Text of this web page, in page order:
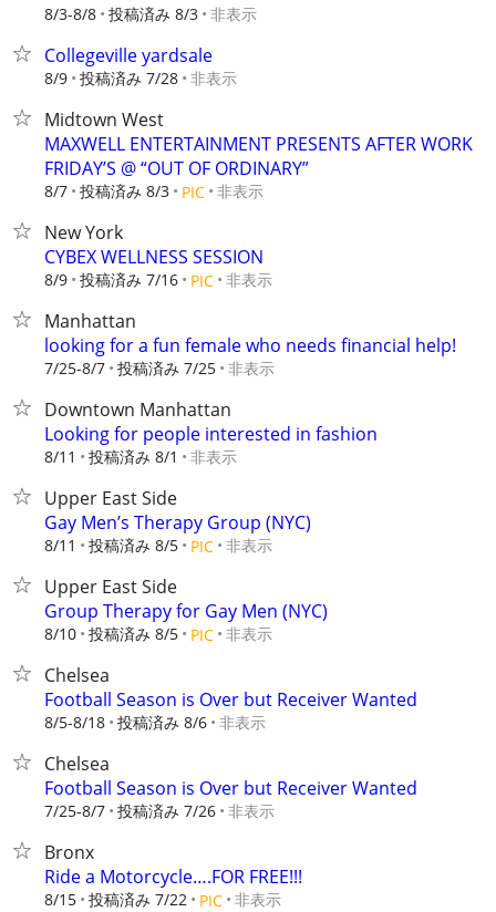
8/3-8/8 投稿済み 8/3 非表示
Collegeville yardsale
8/9 投稿済み 7/28 非表示
Midtown West
MAXWELL ENTERTAINMENT PRESENTS AFTER WORK
FRIDAY’S @ “OUT OF ORDINARY”
8/7 投稿済み 8/3 PIC 非表示
New York
CYBEX WELLNESS SESSION
8/9 投稿済み 7/16 PIC 非表示
Manhattan
looking for a fun female who needs financial help!
7/25-8/7 投稿済み 7/25 非表示
Downtown Manhattan
Looking for people interested in fashion
8/11 投稿済み 8/1 非表示
Upper East Side
Gay Men’s Therapy Group (NYC)
8/11 投稿済み 8/5 PIC 非表示
Upper East Side
Group Therapy for Gay Men (NYC)
8/10 投稿済み 8/5 PIC 非表示
Chelsea
Football Season is Over but Receiver Wanted
8/5-8/18 投稿済み 8/6 非表示
Chelsea
Football Season is Over but Receiver Wanted
7/25-8/7 投稿済み 7/26 非表示
Bronx
Ride a Motorcycle….FOR FREE!!!
8/15 投稿済み 7/22 PIC 非表示